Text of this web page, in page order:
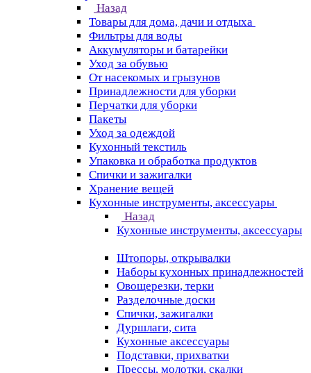
Назад
Товары для дома, дачи и отдыха
Фильтры для воды
Аккумуляторы и батарейки
Уход за обувью
От насекомых и грызунов
Принадлежности для уборки
Перчатки для уборки
Пакеты
Уход за одеждой
Кухонный текстиль
Упаковка и обработка продуктов
Спички и зажигалки
Хранение вещей
Кухонные инструменты, аксессуары
Назад
Кухонные инструменты, аксессуары
Штопоры, открывалки
Наборы кухонных принадлежностей
Овощерезки, терки
Разделочные доски
Спички, зажигалки
Дуршлаги, сита
Кухонные аксессуары
Подставки, прихватки
Прессы, молотки, скалки